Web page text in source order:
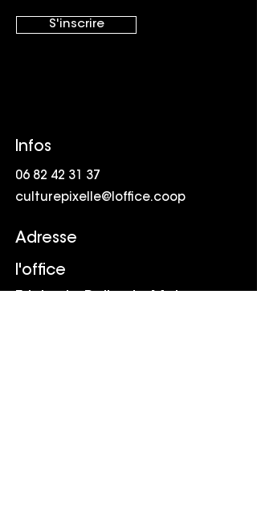
S'inscrire
Infos
06 82 42 31 37
culturepixelle@loffice.coop
Adresse
l'office